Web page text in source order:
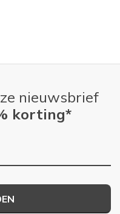
nieuwsbrief
korting*